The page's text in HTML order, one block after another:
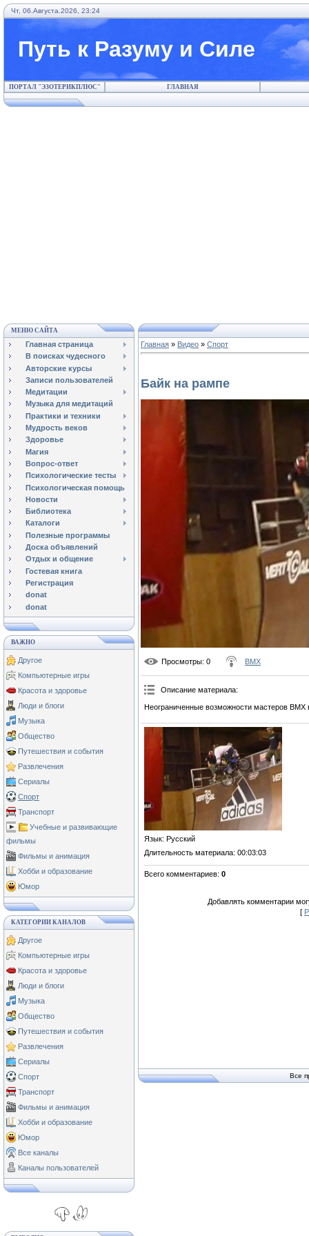
Чт, 06.Августа.2026, 23:24
Путь к Разуму и Силе
ПОРТАЛ "ЭЗОТЕРИКПЛЮС" ГЛАВНАЯ
МЕНЮ САЙТА
Главная страница
В поисках чудесного
Авторские курсы
Записи пользователей
Медитации
Музыка для медитаций
Практики и техники
Мудрость веков
Здоровье
Магия
Вопрос-ответ
Психологические тесты
Психологическая помощь
Новости
Библиотека
Каталоги
Полезные программы
Доска объявлений
Отдых и общение
Гостевая книга
Регистрация
donat
donat
ВАЖНО
Другое
Компьютерные игры
Красота и здоровье
Люди и блоги
Музыка
Общество
Путешествия и события
Развлечения
Сериалы
Спорт
Транспорт
Учебные и развивающие
фильмы
Фильмы и анимация
Хобби и образование
Юмор
КАТЕГОРИИ КАНАЛОВ
Другое
Компьютерные игры
Красота и здоровье
Люди и блоги
Музыка
Общество
Путешествия и события
Развлечения
Сериалы
Спорт
Транспорт
Фильмы и анимация
Хобби и образование
Юмор
Все каналы
Каналы пользователей
Главная » Видео » Спорт
Байк на рампе
Просмотры: 0 BMX
Описание материала:
Неограниченные возможности мастеров
Язык: Русский
Длительность материала: 00:03:03
Всего комментариев: 0
Добавлять комментарии
[
Все